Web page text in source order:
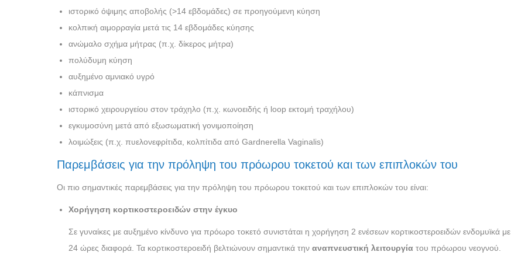
ιστορικό όψιμης αποβολής (>14 εβδομάδες) σε προηγούμενη κύηση
κολπική αιμορραγία μετά τις 14 εβδομάδες κύησης
ανώμαλο σχήμα μήτρας (π.χ. δίκερος μήτρα)
πολύδυμη κύηση
αυξημένο αμνιακό υγρό
κάπνισμα
ιστορικό χειρουργείου στον τράχηλο (π.χ. κωνοειδής ή loop εκτομή τραχήλου)
εγκυμοσύνη μετά από εξωσωματική γονιμοποίηση
λοιμώξεις (π.χ. πυελονεφρίτιδα, κολπίτιδα από Gardnerella Vaginalis)
Παρεμβάσεις για την πρόληψη του πρόωρου τοκετού και των επιπλοκών του
Οι πιο σημαντικές παρεμβάσεις για την πρόληψη του πρόωρου τοκετού και των επιπλοκών του είναι:
Χορήγηση κορτικοστεροειδών στην έγκυο
Σε γυναίκες με αυξημένο κίνδυνο για πρόωρο τοκετό συνιστάται η χορήγηση 2 ενέσεων κορτικοστεροειδών ενδομυϊκά με
24 ώρες διαφορά. Τα κορτικοστεροειδή βελτιώνουν σημαντικά την αναπνευστική λειτουργία του πρόωρου νεογνού.